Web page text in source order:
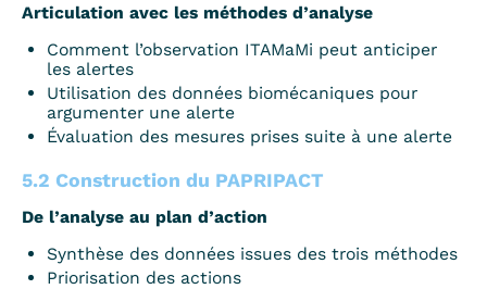
Articulation avec les méthodes d’analyse
Comment l’observation ITAMaMi peut anticiper
les alertes
Utilisation des données biomécaniques pour
argumenter une alerte
Évaluation des mesures prises suite à une alerte
5.2 Construction du PAPRIPACT
De l’analyse au plan d’action
Synthèse des données issues des trois méthodes
Priorisation des actions